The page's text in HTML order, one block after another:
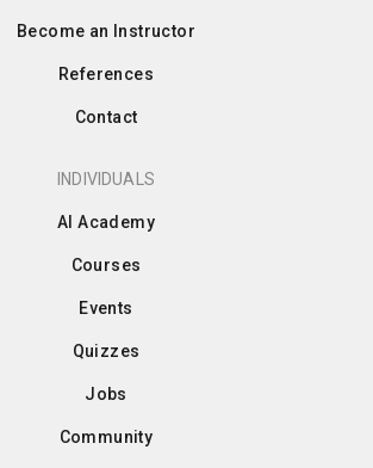
Become an Instructor
References
Contact
INDIVIDUALS
AI Academy
Courses
Events
Quizzes
Jobs
Community